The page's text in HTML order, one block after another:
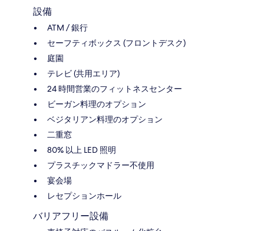
設備
ATM / 銀行
セーフティボックス (フロントデスク)
庭園
テレビ (共用エリア)
24 時間営業のフィットネスセンター
ビーガン料理のオプション
ベジタリアン料理のオプション
二重窓
80% 以上 LED 照明
プラスチックマドラー不使用
宴会場
レセプションホール
バリアフリー設備